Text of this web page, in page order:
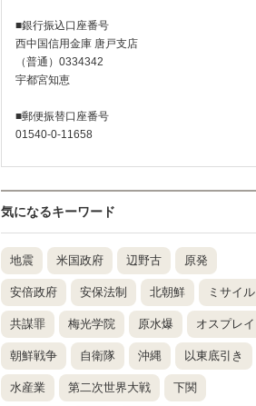
■銀行振込口座番号
西中国信用金庫 唐戸支店
（普通）0334342
宇都宮知恵
■郵便振替口座番号
01540-0-11658
気になるキーワード
地震 米国政府 辺野古 原発
安倍政府 安保法制 北朝鮮 ミサイル
共謀罪 梅光学院 原水爆 オスプレイ
朝鮮戦争 自衛隊 沖縄 以東底引き
水産業 第二次世界大戦 下関